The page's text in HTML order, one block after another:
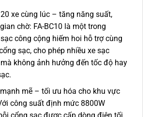
xe cùng lúc – tăng năng suất,
chờ: FA-BC10 là một trong
công cộng hiếm hoi hỗ trợ cùng
sạc, cho phép nhiều xe sạc
không ảnh hưởng đến tốc độ hay
mẽ – tối ưu hóa cho khu vực
công suất định mức 8800W